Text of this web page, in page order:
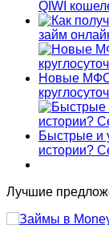
QIWI
займ
Новые
Быстрые и
истории?
Лучшие